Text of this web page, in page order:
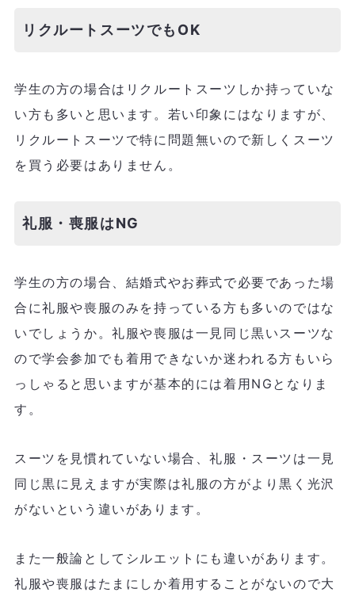
リクルートスーツでもOK
学生の方の場合はリクルートスーツしか持っていな
い方も多いと思います。若い印象にはなりますが、
リクルートスーツで特に問題無いので新しくスーツ
を買う必要はありません。
礼服・喪服はNG
学生の方の場合、結婚式やお葬式で必要であった場
合に礼服や喪服のみを持っている方も多いのではな
いでしょうか。礼服や喪服は一見同じ黒いスーツな
ので学会参加でも着用できないか迷われる方もいら
っしゃると思いますが基本的には着用NGとなりま
す。
スーツを見慣れていない場合、礼服・スーツは一見
同じ黒に見えますが実際は礼服の方がより黒く光沢
がないという違いがあります。
また一般論としてシルエットにも違いがあります。
礼服や喪服はたまにしか着用することがないので大